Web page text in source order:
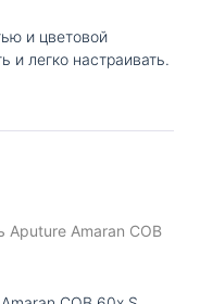
и цветовой
и легко настраивать.
Aputure Amaran COB